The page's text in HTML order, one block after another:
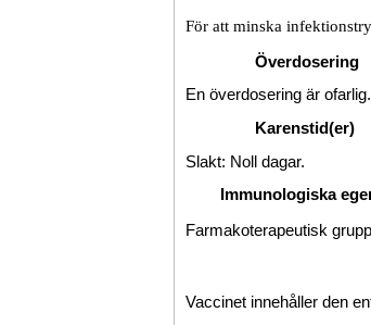
För att minska
Överdosering
En överdosering är ofarlig.
Karenstid(er)
Slakt: Noll dagar.
Immunologiska
Farmakoterapeutisk
Vaccinet innehåller den